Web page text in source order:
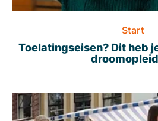
Start
Toelatingseisen? Dit heb